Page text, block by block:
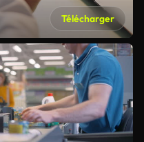
Télécharger